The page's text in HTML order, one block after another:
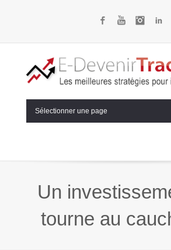
FacebookYouTube
Sélectionner une page
Un
tourne au